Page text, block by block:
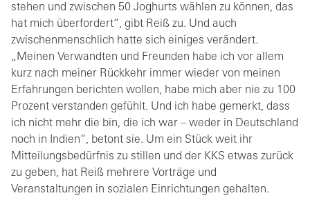
stehen und zwischen 50 Joghurts wählen zu können, das
hat mich überfordert“, gibt Reiß zu. Und auch
zwischenmenschlich hatte sich einiges verändert.
„Meinen Verwandten und Freunden habe ich vor allem
kurz nach meiner Rückkehr immer wieder von meinen
Erfahrungen berichten wollen, habe mich aber nie zu 100
Prozent verstanden gefühlt. Und ich habe gemerkt, dass
ich nicht mehr die bin, die ich war – weder in Deutschland
noch in Indien“, betont sie. Um ein Stück weit ihr
Mitteilungsbedürfnis zu stillen und der KKS etwas zurück
zu geben, hat Reiß mehrere Vorträge und
Veranstaltungen in sozialen Einrichtungen gehalten.